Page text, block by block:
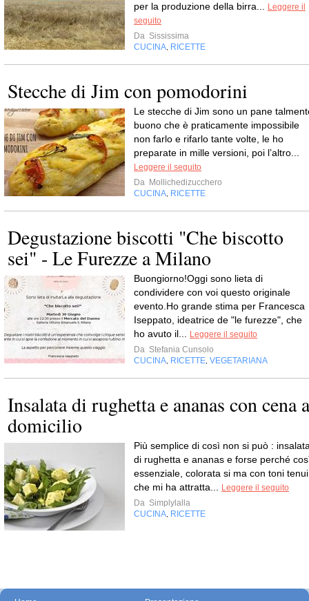
per la produzione della birra...
Leggere il
seguito
Da Sississima
CUCINA RICETTE
Stecche di Jim con pomodorini
Le stecche di Jim sono un pane
buono che è praticamente impossibile
non farlo e rifarlo tante volte, le ho
preparate in mille versioni, poi l’altro...
Leggere il seguito
Da Mollichedizucchero
CUCINA RICETTE
Degustazione biscotti "Che biscotto
sei" - Le Furezze a Milano
Buongiorno!Oggi sono lieta di
condividere con voi questo originale
evento.Ho grande stima per Francesca
Iseppato, ideatrice de "le furezze", che
ho avuto il...
Leggere il seguito
Da Stefania Cunsolo
CUCINA RICETTE VEGETARIANA
Insalata di rughetta e ananas con cena a
domicilio
Più semplice di così non si può :
di rughetta e ananas e forse perché
essenziale, colorata si ma con toni tenui
che mi ha attratta...
Leggere il seguito
Da Simplylalla
CUCINA RICETTE